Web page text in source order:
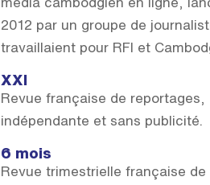
2012 par un groupe de
travaillaient pour RFI et
XXI
Revue française de reportages,
indépendante et sans publicité.
6 mois
Revue trimestrielle française de